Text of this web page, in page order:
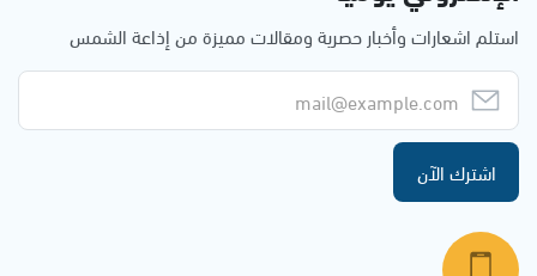
استلم اشعارات وأخبار حصرية ومقالات مميزة من إذاعة الشمس
اشترك الآن